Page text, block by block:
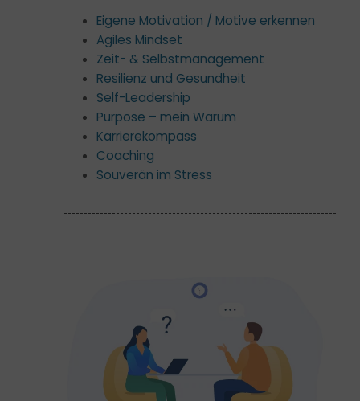
Eigene Motivation / Motive erkennen
Agiles Mindset
Zeit- & Selbstmanagement
Resilienz und Gesundheit
Self-Leadership
Purpose – mein Warum
Karrierekompass
Coaching
Souverän im Stress